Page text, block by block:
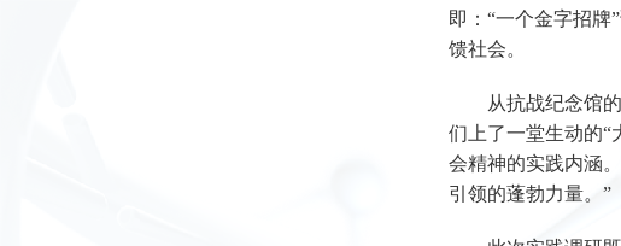
即：“一个金字招牌
馈社会。
从抗战纪念馆
们上了一堂生动的“
会精神的实践内涵
引领的蓬勃力量。”